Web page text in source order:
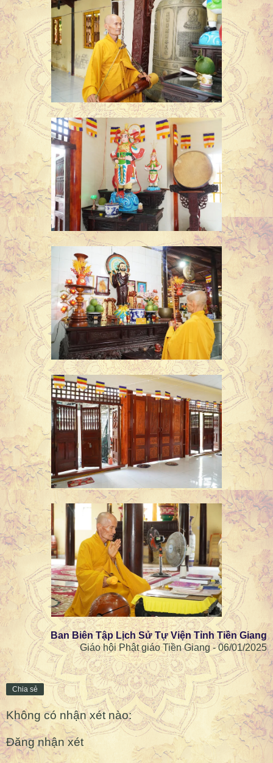
Ban Biên Tập Lịch Sử Tự Viện Tỉnh Tiền Giang
Giáo hội Phật giáo Tiền Giang - 06/01/2025
Chia sẻ
Không có nhận xét nào:
Đăng nhận xét